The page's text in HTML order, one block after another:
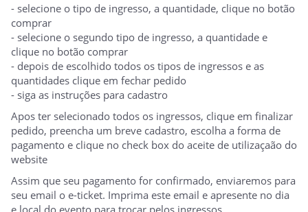
- selecione o tipo de ingresso, a quantidade, clique no botão
comprar
- selecione o segundo tipo de ingresso, a quantidade e
clique no botão comprar
- depois de escolhido todos os tipos de ingressos e as
quantidades clique em fechar pedido
- siga as instruções para cadastro
Apos ter selecionado todos os ingressos, clique em finalizar
pedido, preencha um breve cadastro, escolha a forma de
pagamento e clique no check box do aceite de utilizaçaão do
website
Assim que seu pagamento for confirmado, enviaremos para
seu email o e-ticket. Imprima este email e apresente no dia
e local do evento para trocar pelos ingressos.